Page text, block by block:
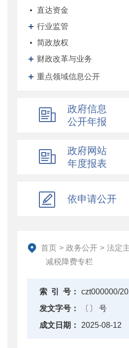
直达资金
行业监管
简政放权
财政改革与业务
重点领域信息公开
政府信息
公开年报
政府网站
年度报表
依申请公开
首页 > 政务公开 > 法定
减税降费专栏
索 引 号：
czt000000/
发文字号：
〔〕 号
成文日期：
2025-08-12